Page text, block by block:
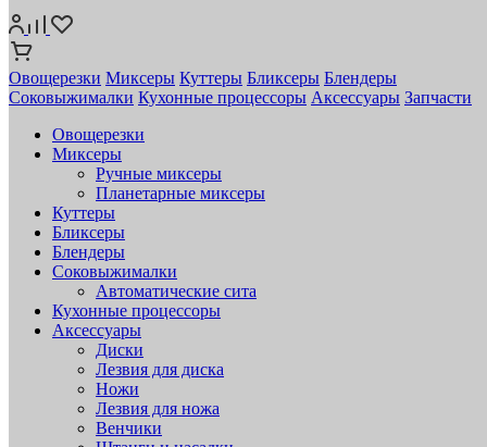
Овощерезки Миксеры Куттеры Бликсеры Блендеры
Соковыжималки Кухонные процессоры Аксессуары Запчасти
Овощерезки
Миксеры
Ручные миксеры
Планетарные миксеры
Куттеры
Бликсеры
Блендеры
Соковыжималки
Автоматические сита
Кухонные процессоры
Аксессуары
Диски
Лезвия для диска
Ножи
Лезвия для ножа
Венчики